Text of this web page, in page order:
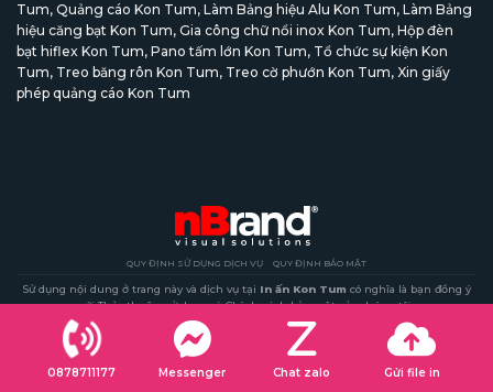
Tum, Quảng cáo Kon Tum, Làm Bảng hiệu Alu Kon Tum, Làm Bảng
hiệu căng bạt Kon Tum, Gia công chữ nổi inox Kon Tum, Hộp đèn
bạt hiflex Kon Tum, Pano tấm lớn Kon Tum, Tổ chức sự kiện Kon
Tum, Treo băng rôn Kon Tum, Treo cờ phướn Kon Tum, Xin giấy
phép quảng cáo Kon Tum
QUY ĐỊNH SỬ DỤNG DỊCH VỤ QUY ĐỊNH BẢO MẬT
Sử dụng nội dung ở trang này và dịch vụ tại In ấn Kon Tum có nghĩa là bạn đồng ý
với Thỏa thuận sử dụng và Chính sách bảo mật của chúng tôi.
Website In ấn Kon Tum đang hoạt động tại một tên miền duy nhất là
www.kontum.in vì vậy website khác đều là giả mạo.
Copyright 2026 ©
kontum.in- Một thương hiệu của Nguyen Ba / nBrand Corp
0878711177 Messenger Chat zalo Gửi file in